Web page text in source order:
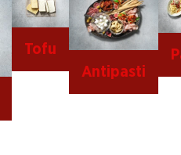
Tofu
Antipasti